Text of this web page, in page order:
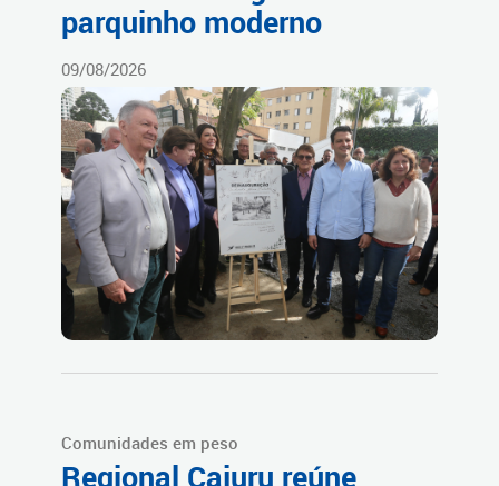
parquinho moderno
09/08/2026
Comunidades em peso
Regional Cajuru reúne